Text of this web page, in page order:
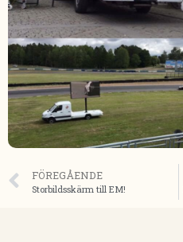
FÖREGÅENDE
Storbildsskärm till EM!